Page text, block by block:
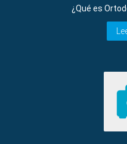
¿Qué es